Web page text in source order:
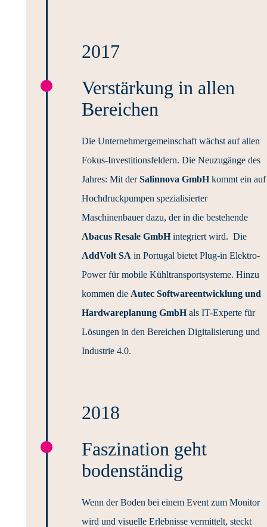
2017
Verstärkung in allen
Bereichen
Die Unternehmergemeinschaft wächst auf allen
Fokus-Investitionsfeldern. Die Neuzugänge des
Jahres: Mit derSalinnova GmbHkommt ein auf
Hochdruckpumpen spezialisierter
Maschinenbauer dazu, der in die bestehende
Abacus Resale GmbHintegriert wird. Die
AddVolt SA in Portugal bietet Plug-in Elektro-
Power für mobile Kühltransportsysteme. Hinzu
kommen die Autec Softwareentwicklung und
Hardwareplanung GmbHals IT-Experte für
Lösungen in den Bereichen Digitalisierung und
Industrie 4.0.
2018
Faszination geht
bodenständig
Wenn der Boden bei einem Event zum Monitor
wird und visuelle Erlebnisse vermittelt, steckt